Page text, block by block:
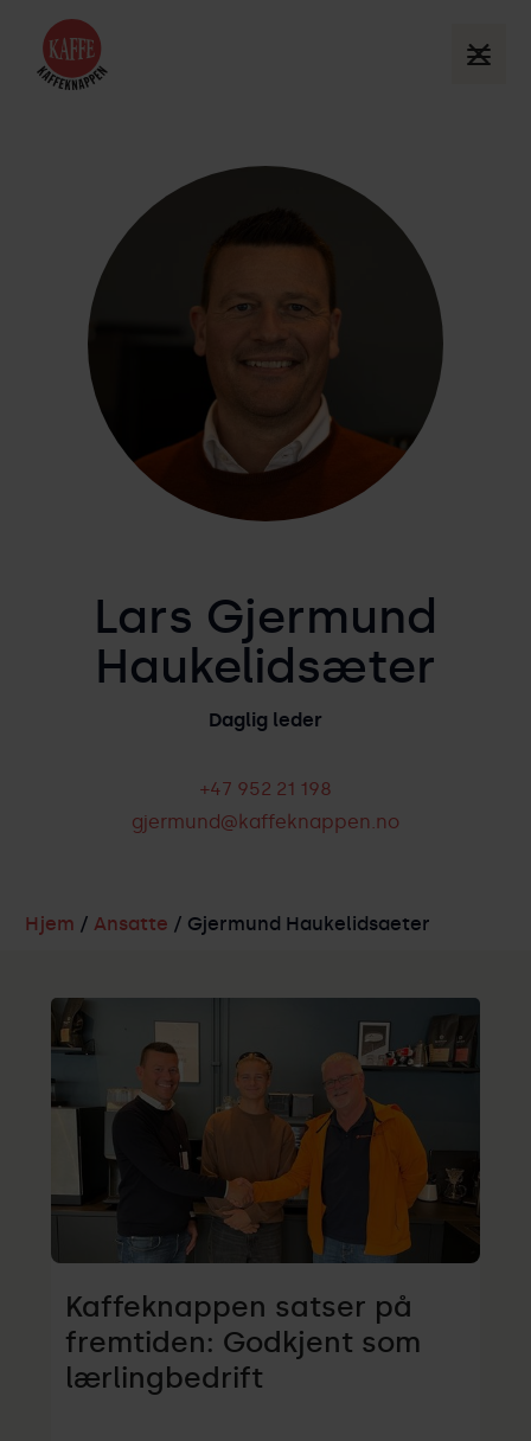
Lars Gjermund
Haukelidsæter
Daglig leder
+47 952 21 198
gjermund@kaffeknappen.no
Hjem / Ansatte / Gjermund Haukelidsaeter
Kaffeknappen satser på
fremtiden: Godkjent som
lærlingbedrift